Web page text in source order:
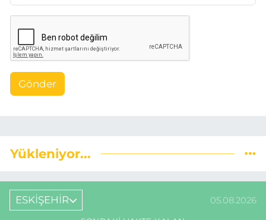
Gönder
Yükleniyor...
ESKİŞEHİR 05.08.2026